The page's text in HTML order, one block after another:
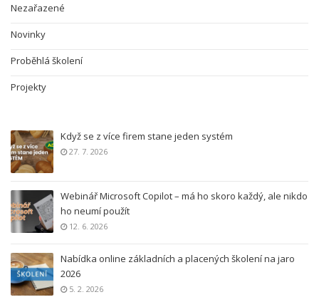
Nezařazené
Novinky
Proběhlá školení
Projekty
Když se z více firem stane jeden systém
27. 7. 2026
Webinář Microsoft Copilot – má ho skoro každý, ale nikdo
ho neumí použít
12. 6. 2026
Nabídka online základních a placených školení na jaro
2026
5. 2. 2026